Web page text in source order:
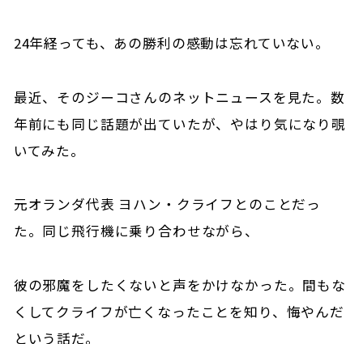
24年経っても、あの勝利の感動は忘れていない。
最近、そのジーコさんのネットニュースを見た。数
年前にも同じ話題が出ていたが、やはり気になり覗
いてみた。
元オランダ代表 ヨハン・クライフとのことだっ
た。同じ飛行機に乗り合わせながら、
彼の邪魔をしたくないと声をかけなかった。間もな
くしてクライフが亡くなったことを知り、悔やんだ
という話だ。